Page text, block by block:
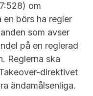
uttalanden
om
en börs ha regler
som avser
på en reglerad
Reglerna ska
direktivet
ändamålsenliga.